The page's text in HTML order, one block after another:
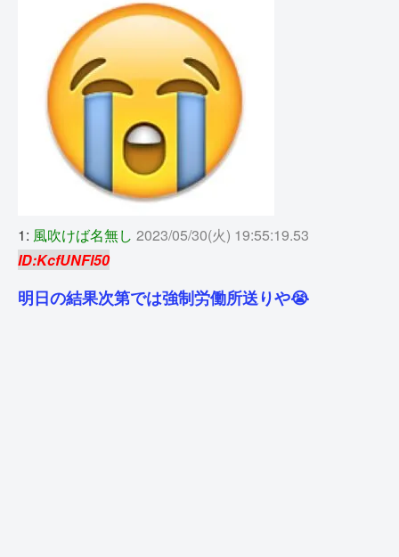
1: 風吹けば名無し 2023/05/30(火) 19:55:19.53
ID:KcfUNFl50
明日の結果次第では強制労働所送りや😭